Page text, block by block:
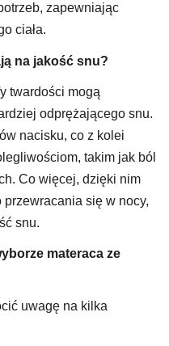
zapewniając
ciała.
na jakość snu?
twardości mogą
odprężającego snu.
nacisku, co z kolei
takim jak ból
Co więcej, dzięki nim
się w nocy,
snu.
materaca ze
uwagę na kilka